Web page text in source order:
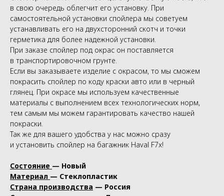
в свою очередь облегчит его установку. При
самостоятельной установки спойлера мы советуем
устанавливать его на двухсторонний скотч и точки
герметика для более надежной установки.
При заказе спойлер под окрас он поставляется
в транспортировочном грунте.
Если вы заказываете изделие с окрасом, то мы сможем
покрасить спойлер по коду краски авто или в черный
глянец. При окрасе мы используем качественные
материалы с выполнением всех технологических норм,
тем самым мы можем гарантировать качество нашей
покраски.
Так же для вашего удобства у нас можно сразу
и установить спойлер на багажник Haval F7x!
Состояние — Новый
Материал — Стеклопластик
Страна производства — Россия